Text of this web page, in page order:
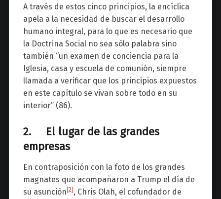
A través de estos cinco principios, la encíclica
apela a la necesidad de buscar el desarrollo
humano integral, para lo que es necesario que
la Doctrina Social no sea sólo palabra sino
también “un examen de conciencia para la
Iglesia, casa y escuela de comunión, siempre
llamada a verificar que los principios expuestos
en este capítulo se vivan sobre todo en su
interior” (86).
2. El lugar de las grandes
empresas
En contraposición con la foto de los grandes
magnates que acompañaron a Trump el día de
su asunción [2] , Chris Olah, el cofundador de